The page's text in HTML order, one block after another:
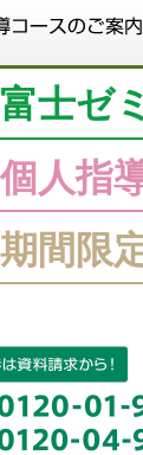
富士ゼミ
個人指
期間限